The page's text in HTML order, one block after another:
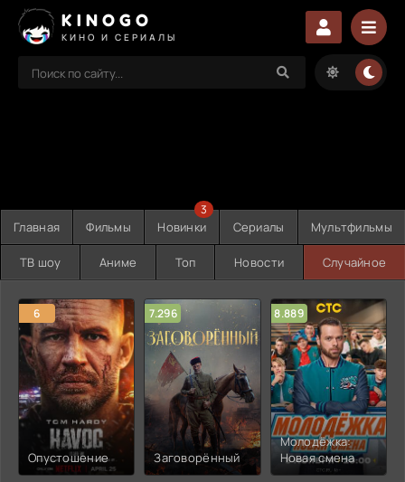
KINOGO
КИНО И СЕРИАЛЫ
Главная Фильмы Новинки
3
Сериалы Мультфильмы
ТВ шоу Аниме Топ Новости Случайное
6
Опустошение
7.296
Заговорённый
8.889
Молодёжка:
Новая смена